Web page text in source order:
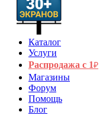
Каталог
Услуги
Распродажа с 1₽
Магазины
Форум
Помощь
Блог